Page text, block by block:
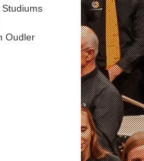
Oudler